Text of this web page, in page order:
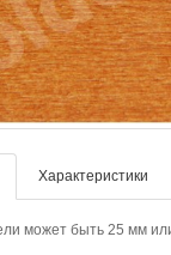
Характеристики
может быть 25 мм